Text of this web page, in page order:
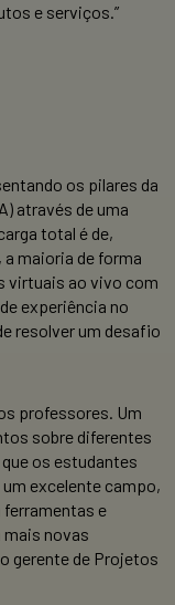
e serviços.”
os pilares da
através de uma
total é de,
maioria de forma
virtuais ao vivo com
experiência no
resolver um desafio
professores. Um
sobre diferentes
os estudantes
um excelente campo,
e
mais novas
gerente de Projetos